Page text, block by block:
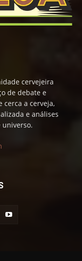
cervejeira
de debate e
cerca a cerveja,
e análises
universo.